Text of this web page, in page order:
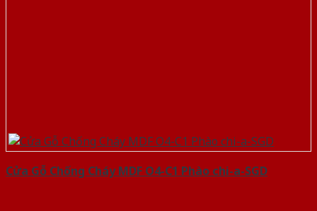
Cửa Gỗ Chống Cháy MDF O4-C1 Phào chi-a-SGD